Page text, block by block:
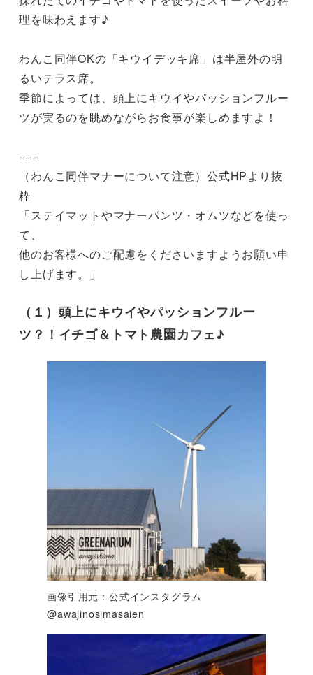
理を味わえます♪
わんこ同伴OKの「キウイデッキ席」は半屋外の明
るいテラス席。
季節によっては、頭上に​キウイやパッションフルー
ツが実るのを眺めながらお食事が楽しめますよ！
===
（わんこ同伴マナーについて注意）公式HPより抜
粋
「ステイマットやマナーパンツ・オムツなどを使っ
て、
他のお客様へのご配慮をくださいますようお願い申
し上げます。」
（１）頭上に​キウイやパッションフルー
ツ？！イチゴ＆トマト農園カフェ♪
画像引用元：公式インスタグラム
@awajinosimasaien